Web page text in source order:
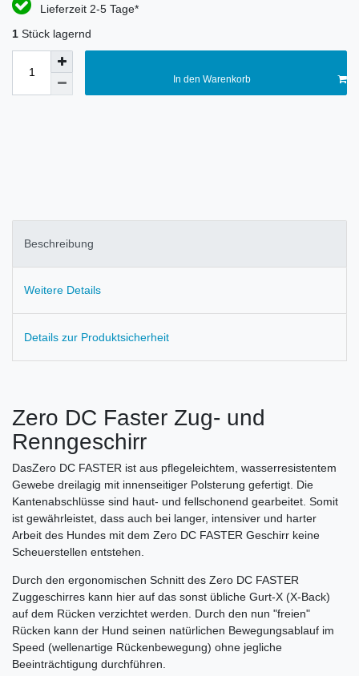
Lieferzeit 2-5 Tage*
1 Stück lagernd
In den Warenkorb
Beschreibung
Weitere Details
Details zur Produktsicherheit
Zero DC Faster Zug- und
Renngeschirr
DasZero DC FASTER ist aus pflegeleichtem, wasserresistentem
Gewebe dreilagig mit innenseitiger Polsterung gefertigt. Die
Kantenabschlüsse sind haut- und fellschonend gearbeitet. Somit
ist gewährleistet, dass auch bei langer, intensiver und harter
Arbeit des Hundes mit dem Zero DC FASTER Geschirr keine
Scheuerstellen entstehen.
Durch den ergonomischen Schnitt des Zero DC FASTER
Zuggeschirres kann hier auf das sonst übliche Gurt-X (X-Back)
auf dem Rücken verzichtet werden. Durch den nun "freien"
Rücken kann der Hund seinen natürlichen Bewegungsablauf im
Speed (wellenartige Rückenbewegung) ohne jegliche
Beeinträchtigung durchführen.